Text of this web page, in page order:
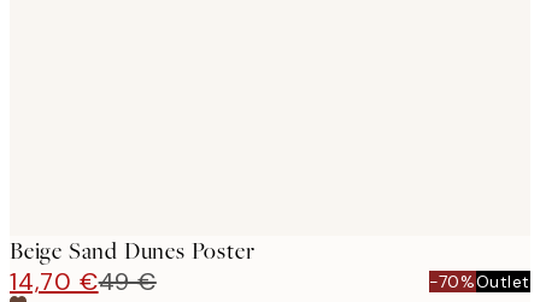
Beige Sand Dunes Poster
14,70 €49 € -70%Outlet